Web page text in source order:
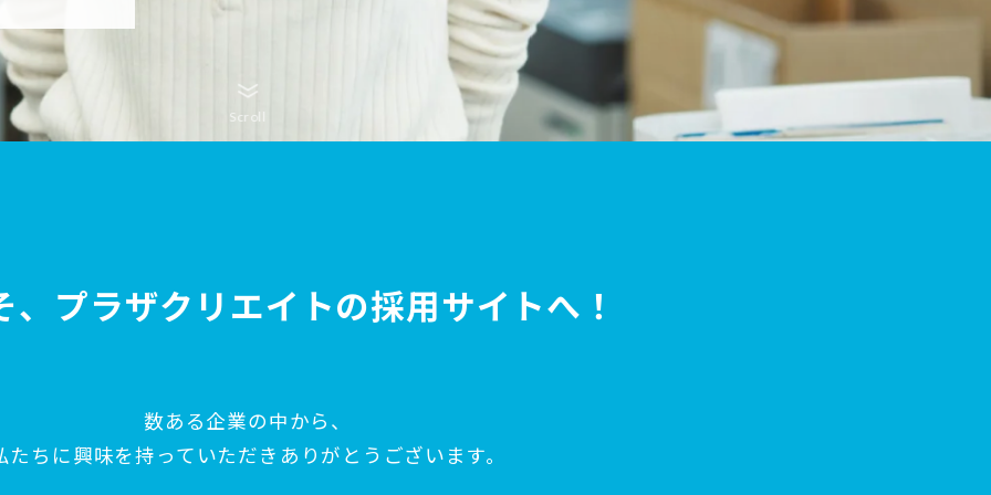
Scroll
、プラザクリエイトの採用サイトへ！
数ある企業の中から、
たちに興味を持っていただきありがとうございます。